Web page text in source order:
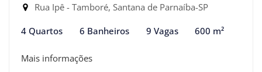
Rua Ipê - Tamboré, Santana de Parnaíba-SP
4 Quartos 6 Banheiros 9 Vagas 600 m²
Mais informações